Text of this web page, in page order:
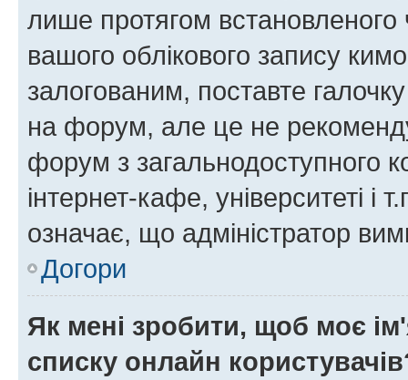
лише протягом встановленого
вашого облікового запису
залогованим, поставте
на форум, але це не
форум з загальнодоступного
інтернет-кафе, університеті і
означає, що адміністратор
Догори
Як мені зробити, щоб моє
списку онлайн